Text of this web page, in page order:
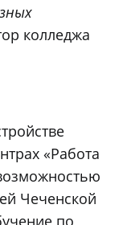
колледжа
«Работа
Чеченской
по